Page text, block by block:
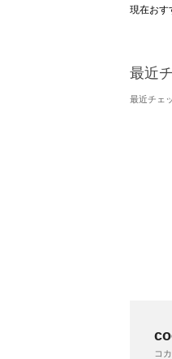
現在おす
最近
最近チェ
コカ